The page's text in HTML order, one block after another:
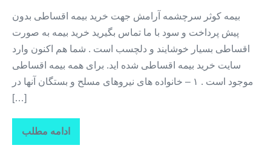
بیمه
ثالث
از
دم
قسط
در
گلستان
بیمه کوثر سرچشمه آرامش جهت خرید بیمه اقساطی بدون
پیش پرداخت و سود با ما تماس بگیرید خرید بیمه به صورت
اقساطی بسیار خوشایند و دلچسب است . شما هم اکنون وارد
سایت خرید بیمه اقساطی شده اید. برای همه بیمه اقساطی
موجود است . ۱ – خانواده های نیروهای مسلح و بستگان آنها در
[…]
ادامه مطلب
بیمه
اقساطی